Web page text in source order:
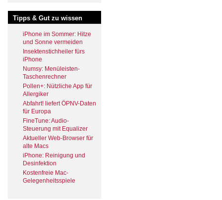
Tipps & Gut zu wissen
iPhone im Sommer: Hitze
und Sonne vermeiden
Insektenstichheiler fürs
iPhone
Numsy: Menüleisten-
Taschenrechner
Pollen+: Nützliche App für
Allergiker
Abfahrt! liefert ÖPNV-Daten
für Europa
FineTune: Audio-
Steuerung mit Equalizer
Aktueller Web-Browser für
alte Macs
iPhone: Reinigung und
Desinfektion
Kostenfreie Mac-
Gelegenheitsspiele